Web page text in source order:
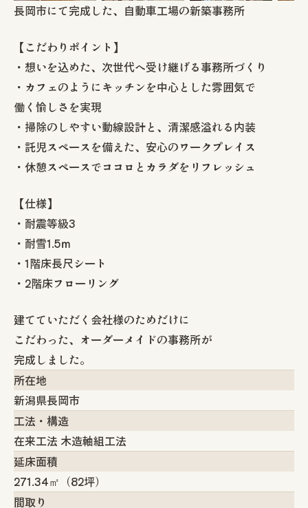
長岡市にて完成した、自動車工場の新築事務所
【こだわりポイント】
・想いを込めた、次世代へ受け継げる事務所づくり
・カフェのようにキッチンを中心とした雰囲気で
働く愉しさを実現
・掃除のしやすい動線設計と、清潔感溢れる内装
・託児スペースを備えた、安心のワークプレイス
・休憩スペースでココロとカラダをリフレッシュ
【仕様】
・耐震等級3
・耐雪1.5ｍ
・1階床長尺シート
・2階床フローリング
建てていただく会社様のためだけに
こだわった、オーダーメイドの事務所が
完成しました。
所在地
新潟県長岡市
工法・構造
在来工法 木造軸組工法
延床面積
271.34㎡（82坪）
間取り